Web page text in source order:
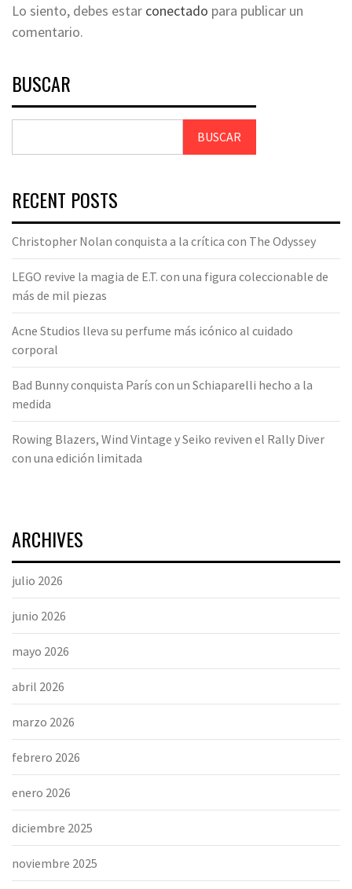
Lo siento, debes estar conectado para publicar un
comentario.
BUSCAR
BUSCAR
RECENT POSTS
Christopher Nolan conquista a la crítica con The Odyssey
LEGO revive la magia de E.T. con una figura coleccionable de
más de mil piezas
Acne Studios lleva su perfume más icónico al cuidado
corporal
Bad Bunny conquista París con un Schiaparelli hecho a la
medida
Rowing Blazers, Wind Vintage y Seiko reviven el Rally Diver
con una edición limitada
ARCHIVES
julio 2026
junio 2026
mayo 2026
abril 2026
marzo 2026
febrero 2026
enero 2026
diciembre 2025
noviembre 2025